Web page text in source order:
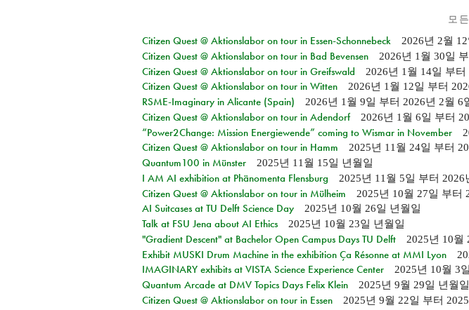
모
Citizen Quest @ Aktionslabor on tour in Essen-Schonnebeck
2026년 2월 12
Citizen Quest @ Aktionslabor on tour in Bad Bevensen 2026년 1월 30일
Citizen Quest @ Aktionslabor on tour in Greifswald 2026년 1월 14일 부터
Citizen Quest @ Aktionslabor on tour in Witten 2026년 1월 12일 부터
RSME-Imaginary in Alicante (Spain) 2026년 1월 9일 부터 2026년 2월 6
Citizen Quest @ Aktionslabor on tour in Adendorf 2026년 1월 6일 부터
“Power2Change: Mission Energiewende” coming to Wismar in November
Citizen Quest @ Aktionslabor on tour in Hamm 2025년 11월 24일 부터
Quantum100 in Münster 2025년 11월 15일 년월일
I AM AI exhibition at Phänomenta Flensburg 2025년 11월 5일 부터 2026
Citizen Quest @ Aktionslabor on tour in Mülheim 2025년 10월 27일 부터
AI Suitcases at TU Delft Science Day 2025년 10월 26일 년월일
Talk at FSU Jena about AI Ethics 2025년 10월 23일 년월일
"Gradient Descent" at Bachelor Open Campus Days TU Delft 2025년 10월
Exhibit MUSKI Drum Machine in the exhibition Ça Résonne at MMI Lyon
IMAGINARY exhibits at VISTA Science Experience Center 2025년 10월 3
Quantum Arcade at DMV Topics Days Felix Klein 2025년 9월 29일 년월일
Citizen Quest @ Aktionslabor on tour in Essen 2025년 9월 22일 부터